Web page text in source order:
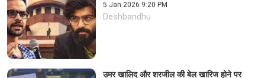
5 Jan 2026 9:20 PM
Deshbandhu
उमर खालिद और शरजील की बेल खारिज होने पर